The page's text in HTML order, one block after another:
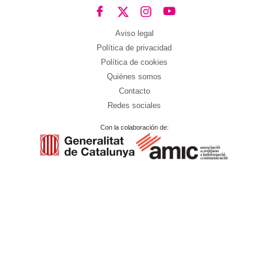
Aviso legal
Política de privacidad
Política de cookies
Quiénes somos
Contacto
Redes sociales
Con la colaboración de: